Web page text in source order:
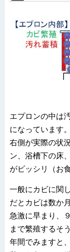
エプロンの中は
になっています。
右側が実際の状
ン、浴槽下の床
がビッシリ（お
一般にカビに関
だとカビは数か
急激に早まり、
まで繁殖するそ
年間でみますと